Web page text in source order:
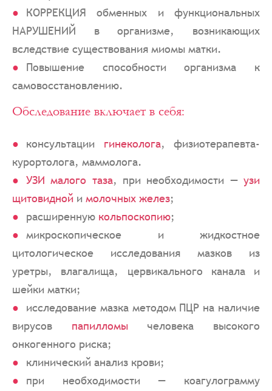
КОРРЕКЦИЯ обменных и функциональных
НАРУШЕНИЙ в организме, возникающих
вследствие существования миомы матки.
Повышение способности организма к
самовосстановлению.
Обследование включает в себя:
консультации гинеколога, физиотерапевта-
курортолога, маммолога.
УЗИ малого таза, при необходимости —узи
щитовидной и молочных желез;
расширенную кольпоскопию;
микроскопическое и жидкостное
цитологическое исследования мазков из
уретры, влагалища, цервикального канала и
шейки матки;
исследование мазка методом ПЦР на наличие
вирусов папилломычеловека высокого
онкогенного риска;
клинический анализ крови;
при необходимости — коагулограмму